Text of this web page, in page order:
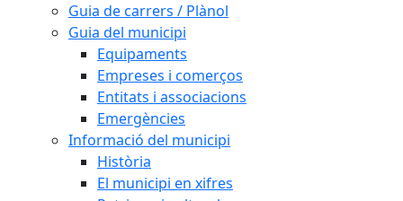
Guia de carrers / Plànol
Guia del municipi
Equipaments
Empreses i comerços
Entitats i associacions
Emergències
Informació del municipi
Història
El municipi en xifres